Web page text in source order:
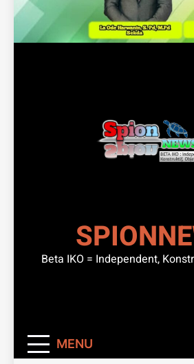
Beta IKO = Independent,
MENU